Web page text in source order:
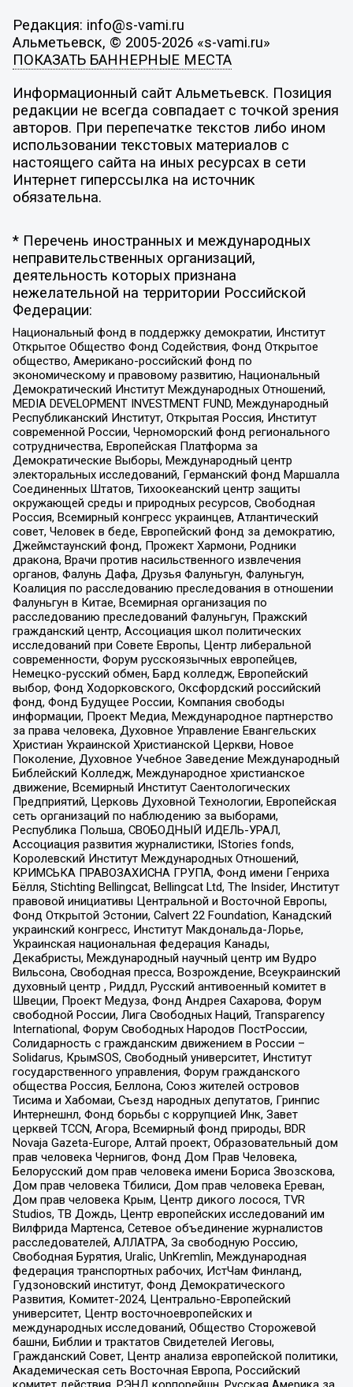
Редакция: info@s-vami.ru
Альметьевск, © 2005-2026 «s-vami.ru»
ПОКАЗАТЬ БАННЕРНЫЕ МЕСТА
Информационный сайт Альметьевск. Позиция
редакции не всегда совпадает с точкой зрения
авторов. При перепечатке текстов либо ином
использовании текстовых материалов с
настоящего сайта на иных ресурсах в сети
Интернет гиперссылка на источник
обязательна.
* Перечень иностранных и международных
неправительственных организаций,
деятельность которых признана
нежелательной на территории Российской
Федерации:
Национальный фонд в поддержку демократии, Институт
Открытое Общество Фонд Содействия, Фонд Открытое
общество, Американо-российский фонд по
экономическому и правовому развитию, Национальный
Демократический Институт Международных Отношений,
MEDIA DEVELOPMENT INVESTMENT FUND, Международный
Республиканский Институт, Открытая Россия, Институт
современной России, Черноморский фонд регионального
сотрудничества, Европейская Платформа за
Демократические Выборы, Международный центр
электоральных исследований, Германский фонд Маршалла
Соединенных Штатов, Тихоокеанский центр защиты
окружающей среды и природных ресурсов, Свободная
Россия, Всемирный конгресс украинцев, Атлантический
совет, Человек в беде, Европейский фонд за демократию,
Джеймстаунский фонд, Прожект Хармони, Родники
дракона, Врачи против насильственного извлечения
органов, Фалунь Дафа, Друзья Фалуньгун, Фалуньгун,
Коалиция по расследованию преследования в отношении
Фалуньгун в Китае, Всемирная организация по
расследованию преследований Фалуньгун, Пражский
гражданский центр, Ассоциация школ политических
исследований при Совете Европы, Центр либеральной
современности, Форум русскоязычных европейцев,
Немецко-русский обмен, Бард колледж, Европейский
выбор, Фонд Ходорковского, Оксфордский российский
фонд, Фонд Будущее России, Компания свободы
информации, Проект Медиа, Международное партнерство
за права человека, Духовное Управление Евангельских
Христиан Украинской Христианской Церкви, Новое
Поколение, Духовное Учебное Заведение Международный
Библейский Колледж, Международное христианское
движение, Всемирный Институт Саентологических
Предприятий, Церковь Духовной Технологии, Европейская
сеть организаций по наблюдению за выборами,
Республика Польша, СВОБОДНЫЙ ИДЕЛЬ-УРАЛ,
Ассоциация развития журналистики, IStories fonds,
Королевский Институт Международных Отношений,
КРИМСЬКА ПРАВОЗАХИСНА ГРУПА, Фонд имени Генриха
Бёлля, Stichting Bellingcat, Bellingcat Ltd, The Insider, Институт
правовой инициативы Центральной и Восточной Европы,
Фонд Открытой Эстонии, Calvert 22 Foundation, Канадский
украинский конгресс, Институт Макдональда-Лорье,
Украинская национальная федерация Канады,
Декабристы, Международный научный центр им Вудро
Вильсона, Свободная пресса, Возрождение, Всеукраинский
духовный центр , Риддл, Русский антивоенный комитет в
Швеции, Проект Медуза, Фонд Андрея Сахарова, Форум
свободной России, Лига Свободных Наций, Transparеncy
International, Форум Свободных Народов ПостРоссии,
Солидарность с гражданским движением в России –
Solidarus, КрымSOS, Свободный университет, Институт
государственного управления, Форум гражданского
общества Россия, Беллона, Союз жителей островов
Тисима и Хабомаи, Съезд народных депутатов, Гринпис
Интернешнл, Фонд борьбы с коррупцией Инк, Завет
церквей TCCN, Агора, Всемирный фонд природы, BDR
Novaja Gazeta-Europe, Алтай проект, Образовательный дом
прав человека Чернигов, Фонд Дом Прав Человека,
Белорусский дом прав человека имени Бориса Звозскова,
Дом прав человека Тбилиси, Дом прав человека Ереван,
Дом прав человека Крым, Центр дикого лосося, TVR
Studios, ТВ Дождь, Центр европейских исследований им
Вилфрида Мартенса, Сетевое объединение журналистов
расследователей, АЛЛАТРА, За свободную Россию,
Свободная Бурятия, Uralic, UnKremlin, Международная
федерация транспортных рабочих, ИстЧам Финланд,
Гудзоновский институт, Фонд Демократического
Развития, Комитет-2024, Центрально-Европейский
университет, Центр восточноевропейских и
международных исследований, Общество Сторожевой
башни, Библии и трактатов Свидетелей Иеговы,
Гражданский Совет, Центр анализа европейской политики,
Академическая сеть Восточная Европа, Российский